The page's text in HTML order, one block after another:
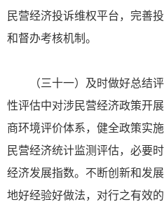
民营经济投诉维权平台，完善
和督办考核机制。
（三十一）及时做好总结
性评估中对涉民营经济政策开
商环境评价体系，健全政策实
民营经济统计监测评估，必要
经济发展指数。不断创新和发
地好经验好做法，对行之有效